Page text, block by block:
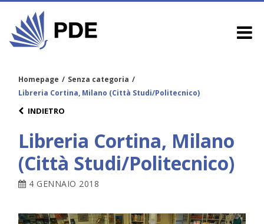
Homepage / Senza categoria /
Libreria Cortina, Milano (Città Studi/Politecnico)
INDIETRO
Libreria Cortina, Milano
(Città Studi/Politecnico)
4 GENNAIO 2018